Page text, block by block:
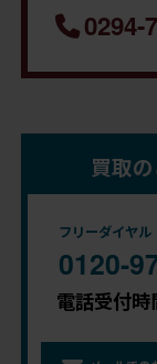
0294-
買取
フリーダイヤル
0120-
電話受付